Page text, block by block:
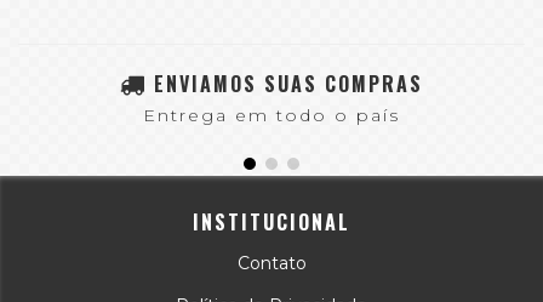
ENVIAMOS SUAS COMPRAS
Entrega em todo o país
INSTITUCIONAL
Contato